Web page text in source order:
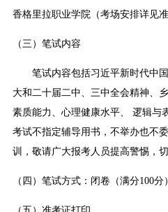
香格里拉职业学院（考场安排详见准
（三）笔试内容
笔试内容包括习近平新时代中国
大和二十届二中、三中全会精神、
素质能力、心理健康水平、 逻辑与
考试不指定辅导用书，不举办也不
训，敬请广大报考人员提高警惕，切
（四）笔试方式：闭卷（满分100分）